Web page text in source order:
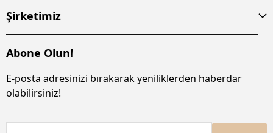
Şirketimiz
Abone Olun!
E-posta adresinizi bırakarak yeniliklerden haberdar
olabilirsiniz!